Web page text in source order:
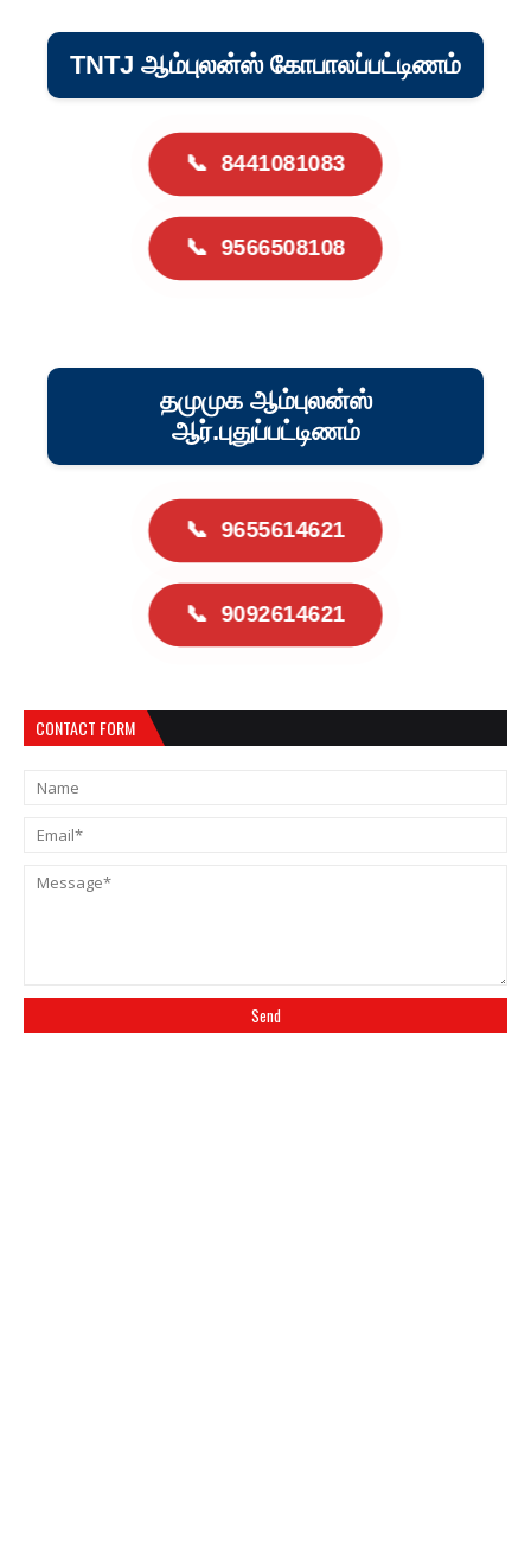
TNTJ ஆம்புலன்ஸ் கோபாலப்பட்டிணம்
📞 8441081083
📞 9566508108
தமுமுக ஆம்புலன்ஸ்
ஆர்.புதுப்பட்டிணம்
📞 9655614621
📞 9092614621
CONTACT FORM